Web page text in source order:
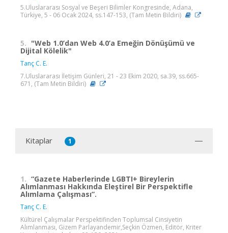
5.Uluslararası Sosyal ve Beşeri Bilimler Kongresinde, Adana,
Türkiye, 5 - 06 Ocak 2024, ss.147-153, (Tam Metin Bildiri)
5. "Web 1.0’dan Web 4.0’a Emeğin Dönüşümü ve
Dijital Kölelik"
Tanç C. E.
7.Uluslararası İletişim Günleri, 21 - 23 Ekim 2020, sa.39, ss.665-
671, (Tam Metin Bildiri)
Kitaplar 1
1. “Gazete Haberlerinde LGBTI+ Bireylerin
Alımlanması Hakkında Eleştirel Bir Perspektifle
Alımlama Çalışması”.
Tanç C. E.
Kültürel Çalışmalar Perspektifinden Toplumsal Cinsiyetin
Alımlanması, Gizem Parlayandemir,Seçkin Özmen, Editör, Kriter